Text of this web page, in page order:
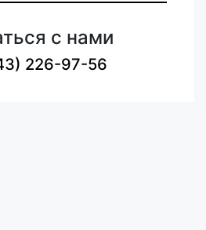
с нами
226-97-56